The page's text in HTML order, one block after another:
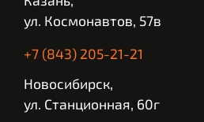
ул. Космонавтов, 57в
+7 (843) 205-21-21
Новосибирск,
ул. Станционная, 60г